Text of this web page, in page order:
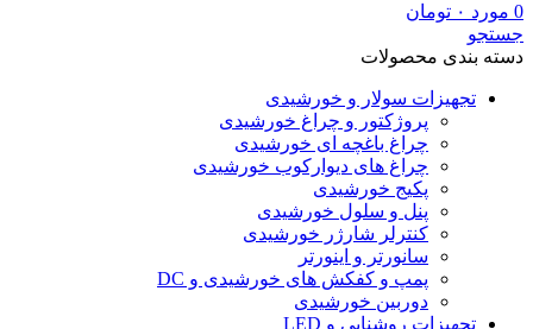
0 مورد ۰ تومان
جستجو
دسته بندی محصولات
تجهیزات سولار و خورشیدی
پروژکتور و چراغ خورشیدی
چراغ باغچه ای خورشیدی
چراغ های دیوارکوب خورشیدی
پکیج خورشیدی
پنل و سلول خورشیدی
کنترلر شارژر خورشیدی
سانورتر و اینورتر
پمپ و کفکش های خورشیدی و DC
دوربین خورشیدی
تجهیزات روشنایی و LED